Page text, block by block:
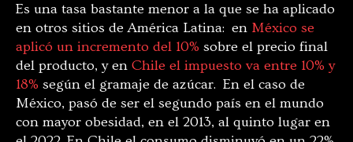
Es una tasa bastante menor a la que se ha aplicado
en otros sitios de América Latina: en México se
aplicó un incremento del 10% sobre el precio final
del producto, y en Chile el impuesto va entre 10% y
18% según el gramaje de azúcar. En el caso de
México, pasó de ser el segundo país en el mundo
con mayor obesidad, en el 2013, al quinto lugar en